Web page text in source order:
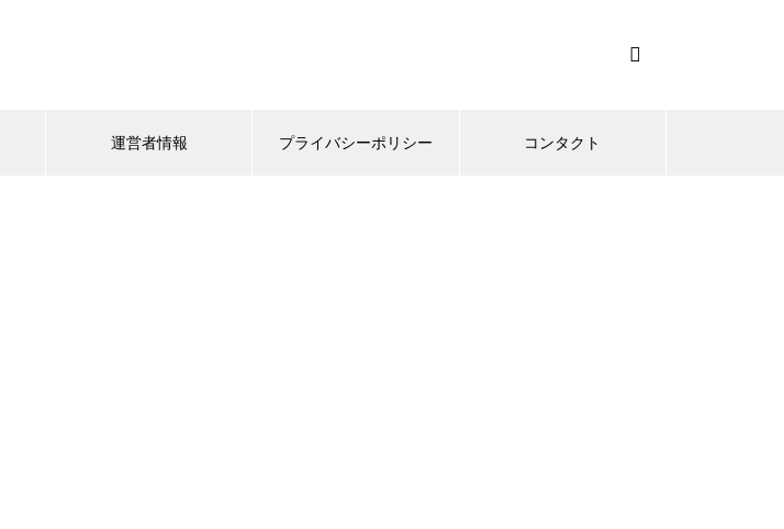
運営者情報 プライバシーポリシー コンタクト